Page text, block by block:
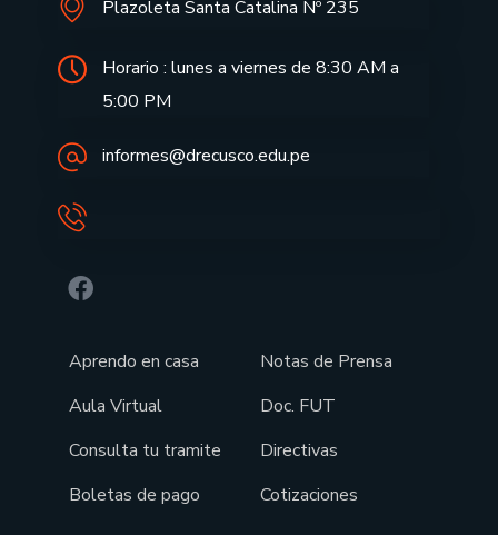
Plazoleta Santa Catalina Nº 235
Horario : lunes a viernes de 8:30 AM a
5:00 PM
informes@drecusco.edu.pe
Aprendo en casa
Aula Virtual
Consulta tu tramite
Boletas de pago
Notas de Prensa
Doc. FUT
Directivas
Cotizaciones